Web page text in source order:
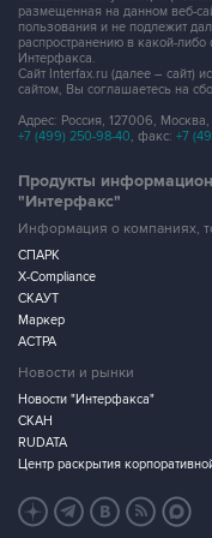
размещенная на данном веб-
пользования и не подлежит
распространению в какой-
Интерфакса.
Сайт Interfax.ru (далее – сайт)
сайтом, Вы соглашаетесь на
Адрес: Россия, 127006, Москва,
+7 (499) 250-98-40, факс: +7
Продукты
"Интерфакс"
Информация о компаниях,
СПАРК
X-Compliance
СКАУТ
Маркер
АСТРА
Новости и рынки
Новости "Интерфакса"
СКАН
RUDATA
Центр раскрытия